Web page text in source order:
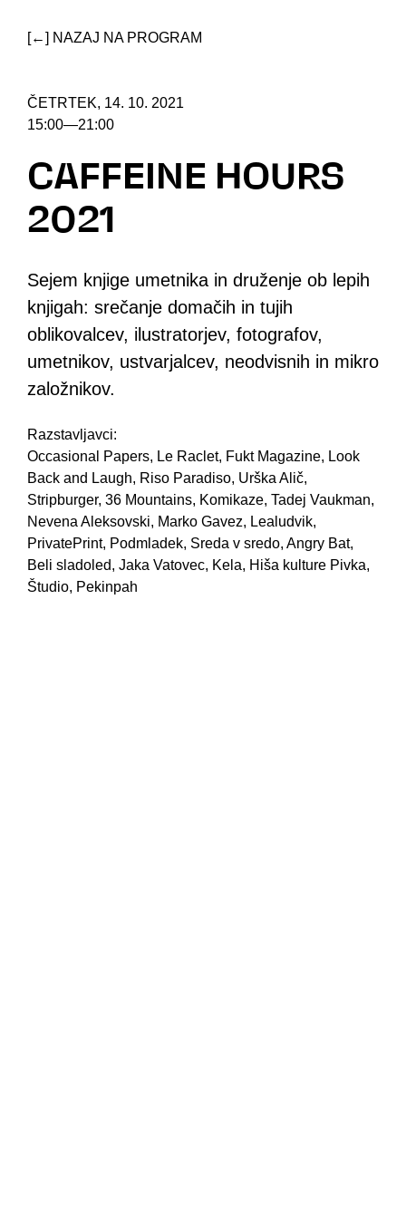
[←] NAZAJ NA PROGRAM
ČETRTEK, 14. 10. 2021
15:00—21:00
CAFFEINE HOURS
2021
Sejem knjige umetnika in druženje ob lepih
knjigah: srečanje domačih in tujih
oblikovalcev, ilustratorjev, fotografov,
umetnikov, ustvarjalcev, neodvisnih in mikro
založnikov.
Razstavljavci:
Occasional Papers, Le Raclet, Fukt Magazine, Look
Back and Laugh, Riso Paradiso, Urška Alič,
Stripburger, 36 Mountains, Komikaze, Tadej Vaukman,
Nevena Aleksovski, Marko Gavez, Lealudvik,
PrivatePrint, Podmladek, Sreda v sredo, Angry Bat,
Beli sladoled, Jaka Vatovec, Kela, Hiša kulture Pivka,
Študio, Pekinpah